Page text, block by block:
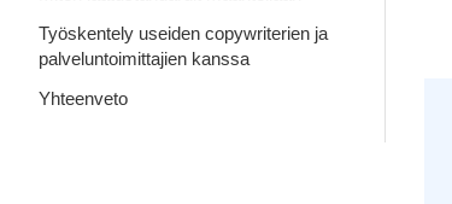
Työskentely useiden copywriterien ja
palveluntoimittajien kanssa
Yhteenveto